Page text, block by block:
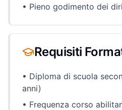
• Pieno godimento dei
Requisiti
• Diploma di scuola
anni)
• Frequenza corso